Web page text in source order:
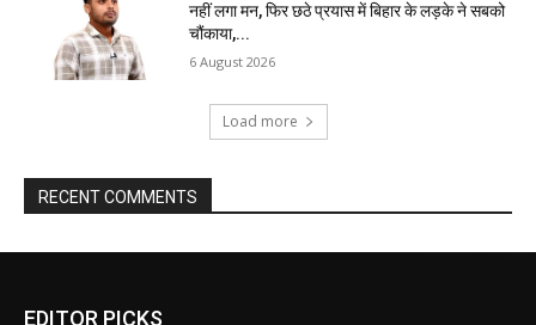
नहीं लगा मन, फिर छठे प्रयास में बिहार के लड़के ने सबको
चौंकाया,...
6 August 2026
Load more
RECENT COMMENTS
EDITOR PICKS